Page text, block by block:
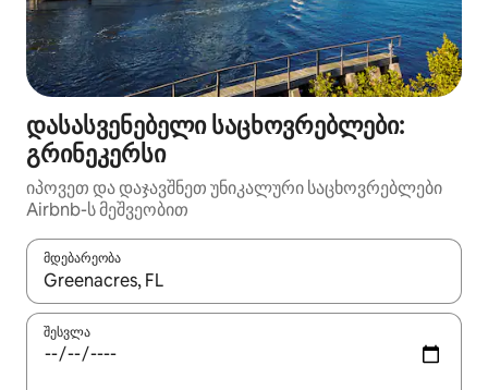
დასასვენებელი საცხოვრებლები:
გრინეკერსი
იპოვეთ და დაჯავშნეთ უნიკალური საცხოვრებლები
Airbnb-ს მეშვეობით
მდებარეობა
როცა შედეგები ხელმისაწვდომი გახდება, ნავიგაციისთვის
შესვლა